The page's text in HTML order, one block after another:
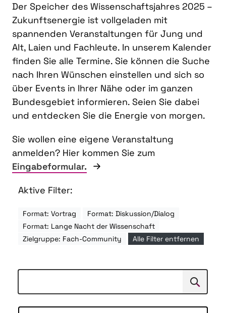
Der Speicher des Wissenschaftsjahres 2025 –
Zukunftsenergie ist vollgeladen mit
spannenden Veranstaltungen für Jung und
Alt, Laien und Fachleute. In unserem Kalender
finden Sie alle Termine. Sie können die Suche
nach Ihren Wünschen einstellen und sich so
über Events in Ihrer Nähe oder im ganzen
Bundesgebiet informieren. Seien Sie dabei
und entdecken Sie die Energie von morgen.
Sie wollen eine eigene Veranstaltung
anmelden? Hier kommen Sie zum
Eingabeformular.
Aktive Filter:
Format: Vortrag
Format: Diskussion/Dialog
Format: Lange Nacht der Wissenschaft
Zielgruppe: Fach-Community
Alle Filter entfernen
Suchen